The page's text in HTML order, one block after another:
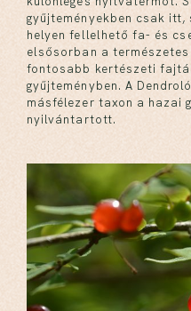
gyűjteményekben csak
helyen fellelhető fa- és
elsősorban a
fontosabb kertészeti
gyűjteményben. A
másfélezer taxon a hazai
nyilvántartott.